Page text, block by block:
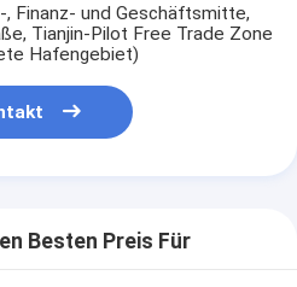
Finanz- und Geschäftsmitte,
Tianjin-Pilot Free Trade Zone
Hafengebiet)
Besten Preis Für